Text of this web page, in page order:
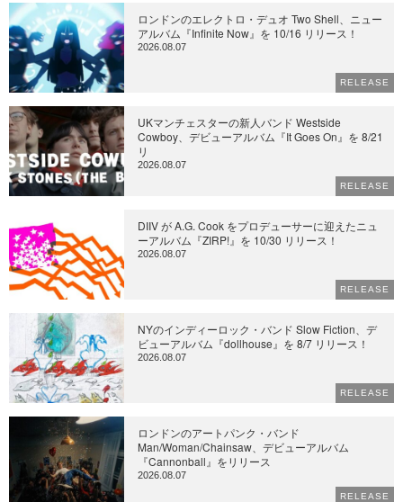
ロンドンのエレクトロ・デュオ Two Shell、ニュー
アルバム『Infinite Now』を 10/16 リリース！
2026.08.07
RELEASE
UKマンチェスターの新人バンド Westside
Cowboy、デビューアルバム『It Goes On』を 8/21
リ
2026.08.07
RELEASE
DIIV が A.G. Cook をプロデューサーに迎えたニュ
ーアルバム『ZIRP!』を 10/30 リリース！
2026.08.07
RELEASE
NYのインディーロック・バンド Slow Fiction、デ
ビューアルバム『dollhouse』を 8/7 リリース！
2026.08.07
RELEASE
ロンドンのアートパンク・バンド
Man/Woman/Chainsaw、デビューアルバム
『Cannonball』をリリース
2026.08.07
RELEASE